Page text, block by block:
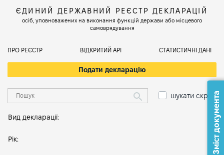
ЄДИНИЙ ДЕРЖАВНИЙ РЕЄСТР ДЕКЛАРАЦІЙ
осіб, уповноважених на виконання функцій держави або місцевого
самоврядування
ПРО РЕЄСТР ВІДКРИТИЙ АРІ СТАТИСТИЧНІ ДАНІ
Подати декларацію
шукати скрізь
Вид декларації:
Рік: Зміст документа